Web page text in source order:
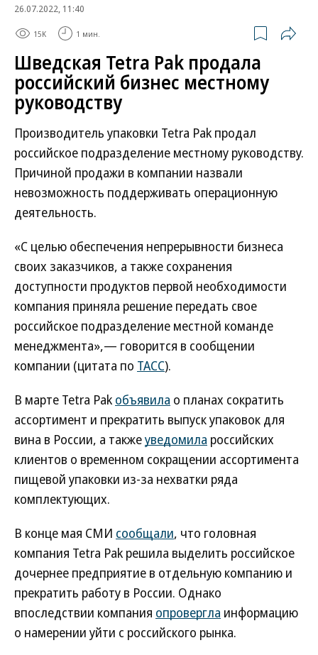
26.07.2022, 11:40
15K 1 мин.
Шведская Tetra Pak продала
российский бизнес местному
руководству
Производитель упаковки Tetra Pak продал
российское подразделение местному руководству.
Причиной продажи в компании назвали
невозможность поддерживать операционную
деятельность.
«С целью обеспечения непрерывности бизнеса
своих заказчиков, а также сохранения
доступности продуктов первой необходимости
компания приняла решение передать свое
российское подразделение местной команде
менеджмента»,— говорится в сообщении
компании (цитата по ТАСС).
В марте Tetra Pak объявила о планах сократить
ассортимент и прекратить выпуск упаковок для
вина в России, а такжеуведомила российских
клиентов о временном сокращении ассортимента
пищевой упаковки из-за нехватки ряда
комплектующих.
В конце мая СМИ сообщали, что головная
компания Tetra Pak решила выделить российское
дочернее предприятие в отдельную компанию и
прекратить работу в России. Однако
впоследствии компания опровергла информацию
о намерении уйти с российского рынка.